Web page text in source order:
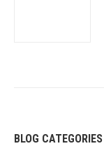
BLOG CATEGORIES